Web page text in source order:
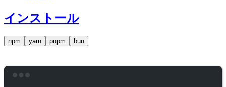
インストール
npm yarn pnpm bun